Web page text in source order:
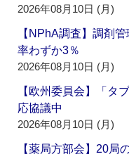
2026年08月10日 (月)
【NPhA調査】調剤
率わずか3％
2026年08月10日 (月)
【欧州委員会】「タ
応協議中
2026年08月10日 (月)
【薬局方部会】20局